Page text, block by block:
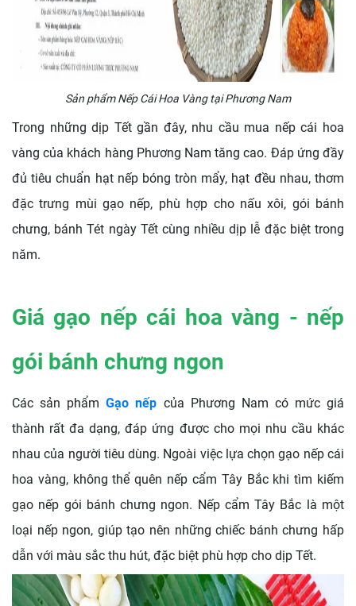
Sản phẩm Nếp Cái Hoa Vàng tại Phương Nam
Trong những dịp Tết gần đây, nhu cầu mua nếp cái hoa
vàng của khách hàng Phương Nam tăng cao. Đáp ứng đầy
đủ tiêu chuẩn hạt nếp bóng tròn mẩy, hạt đều nhau, thơm
đặc trưng mùi gạo nếp, phù hợp cho nấu xôi, gói bánh
chưng, bánh Tét ngày Tết cùng nhiều dịp lễ đặc biệt trong
năm.
Giá gạo nếp cái hoa vàng - nếp
gói bánh chưng ngon
Các sản phẩmGạo nếp của Phương Nam có mức giá
thành rất đa dạng, đáp ứng được cho mọi nhu cầu khác
nhau của người tiêu dùng. Ngoài việc lựa chọn gạo nếp cái
hoa vàng, không thể quên nếp cẩm Tây Bắc khi tìm kiếm
gạo nếp gói bánh chưng ngon. Nếp cẩm Tây Bắc là một
loại nếp ngon, giúp tạo nên những chiếc bánh chưng hấp
dẫn với màu sắc thu hút, đặc biệt phù hợp cho dịp Tết.